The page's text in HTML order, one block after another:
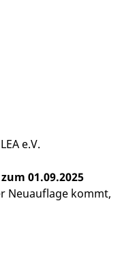
e.V.
01.09.2025
Neuauflage kommt,